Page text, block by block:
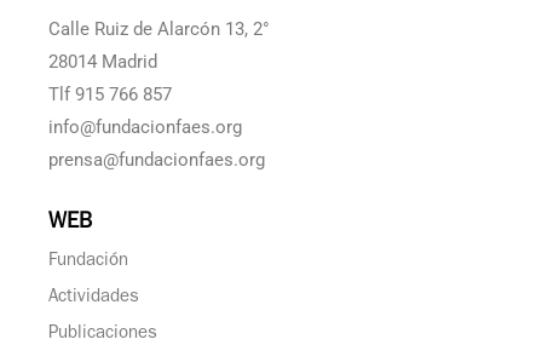
Calle Ruiz de Alarcón 13, 2°
28014 Madrid
Tlf 915 766 857
info@fundacionfaes.org
prensa@fundacionfaes.org
WEB
Fundación
Actividades
Publicaciones